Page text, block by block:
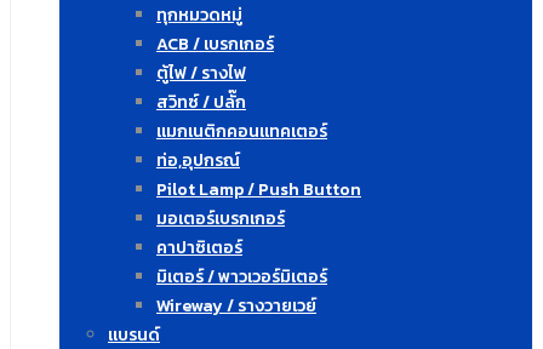
ทุกหมวดหมู่
ACB / เบรกเกอร์
ตู้ไฟ / รางไฟ
สวิทซ์ / ปลั๊ก
แมกเนติกคอนแทคเตอร์
ท่อ,อุปกรณ์
Pilot Lamp / Push Button
มอเตอร์เบรกเกอร์
คาปาซิเตอร์
มิเตอร์ / พาวเวอร์มิเตอร์
Wireway / รางวายเวย์
แบรนด์